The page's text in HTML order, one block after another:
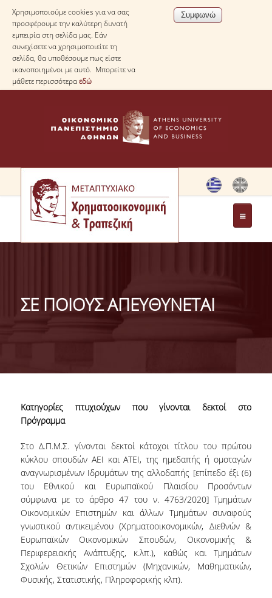
Χρησιμοποιούμε cookies για να σας
προσφέρουμε την καλύτερη δυνατή
εμπειρία στη σελίδα μας. Εάν
συνεχίσετε να χρησιμοποιείτε τη
σελίδα, θα υποθέσουμε πως είστε
ικανοποιημένοι με αυτό. Μπορείτε να
μάθετε περισσότεραεδώ
ΤΟ ΠΡΟΓΡΑΜΜΑ
ΣΚΟΠΟΣ
ΓΕΝΙΚΕΣ ΠΛΗΡΟΦΟΡΙΕΣ
ΠΛΗΡΟΥΣ ΦΟΙΤΗΣΗΣ
ΔΙΠΛΩΜΑΤΙΚΗ ΕΡΓΑΣΙΑ
ΜΕΡΙΚΗΣ ΦΟΙΤΗΣΗΣ
ΔΙΑΡΚΕΙΑ ΣΠΟΥΔΩΝ
ΠΡΟΓΡΑΜΜΑ ΜΑΘΗΜΑΤΩΝ
ΔΙΠΛΩΜΑΤΙΚΗ ΕΡΓΑΣΙΑ
ΟΔΗΓΟΣ ΣΠΟΥΔΩΝ
ΣΕ ΠΟΙΟΥΣ ΑΠΕΥΘΥΝΕΤΑΙ
Κατηγορίες πτυχιούχων που γίνονται δεκτοί στο
Πρόγραμμα
Στο Δ.Π.Μ.Σ. γίνονται δεκτοί κάτοχοι τίτλου του πρώτου
κύκλου σπουδών ΑΕΙ και ΑΤΕΙ, της ημεδαπής ή ομοταγών
αναγνωρισμένων Ιδρυμάτων της αλλοδαπής [επίπεδο έξι (6)
του Εθνικού και Ευρωπαϊκού Πλαισίου Προσόντων
σύμφωνα με το άρθρο 47 του ν. 4763/2020] Τμημάτων
Οικονομικών Επιστημών και άλλων Τμημάτων συναφούς
γνωστικού αντικειμένου (Χρηματοοικονομικών, Διεθνών &
Ευρωπαϊκών Οικονομικών Σπουδών, Οικονομικής &
Περιφερειακής Ανάπτυξης, κ.λπ.), καθώς και Τμημάτων
Σχολών Θετικών Επιστημών (Μηχανικών, Μαθηματικών,
Φυσικής, Στατιστικής, Πληροφορικής κλπ).